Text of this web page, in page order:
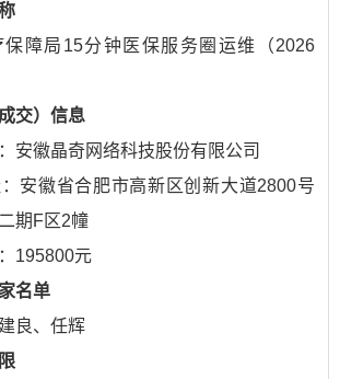
保障局15分钟医保服务圈运维（2026
交）信息
安徽晶奇网络科技股份有限公司
安徽省合肥市高新区创新大道2800号
期F区2幢
195800元
名单
良、任辉